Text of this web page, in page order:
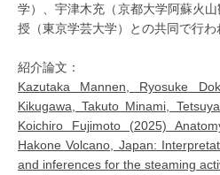
学）、宇津木充（京都大学阿蘇火
授（東京学芸大学）との共同で行わ
紹介論文：
Kazutaka Mannen, Ryosuke
Kikugawa, Takuto Minami,
Koichiro Fujimoto (2025)
Hakone Volcano, Japan:
and inferences for the steaming